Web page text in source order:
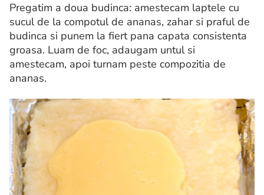
Pregatim a doua budinca: amestecam laptele cu
sucul de la compotul de ananas, zahar si praful de
budinca si punem la fiert pana capata consistenta
groasa. Luam de foc, adaugam untul si
amestecam, apoi turnam peste compozitia de
ananas.